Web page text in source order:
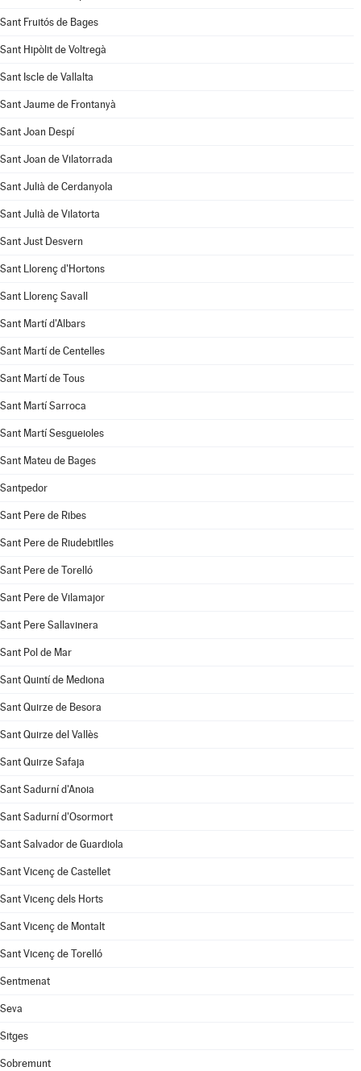
Sant Fruitós de Bages
Sant Hipòlit de Voltregà
Sant Iscle de Vallalta
Sant Jaume de Frontanyà
Sant Joan Despí
Sant Joan de Vilatorrada
Sant Julià de Cerdanyola
Sant Julià de Vilatorta
Sant Just Desvern
Sant Llorenç d'Hortons
Sant Llorenç Savall
Sant Martí d'Albars
Sant Martí de Centelles
Sant Martí de Tous
Sant Martí Sarroca
Sant Martí Sesgueioles
Sant Mateu de Bages
Santpedor
Sant Pere de Ribes
Sant Pere de Riudebitlles
Sant Pere de Torelló
Sant Pere de Vilamajor
Sant Pere Sallavinera
Sant Pol de Mar
Sant Quintí de Mediona
Sant Quirze de Besora
Sant Quirze del Vallès
Sant Quirze Safaja
Sant Sadurní d'Anoia
Sant Sadurní d'Osormort
Sant Salvador de Guardiola
Sant Vicenç de Castellet
Sant Vicenç dels Horts
Sant Vicenç de Montalt
Sant Vicenç de Torelló
Sentmenat
Seva
Sitges
Sobremunt